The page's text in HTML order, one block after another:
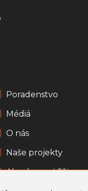
Poradenstvo
Médiá
O nás
Naše projekty
Ako darovať 2%